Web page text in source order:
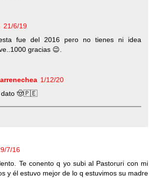
21/6/19
fue del 2016 pero no tienes ni idea
gracias 😉.
1/12/20
dato 🤠🇵🇪
7/16
Te conento q yo subi al Pastoruri con mi
y él estuvo mejor de lo q estuvimos su madre